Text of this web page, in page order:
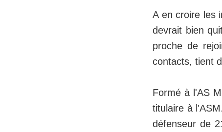
A en croire les
devrait bien
proche de
contacts, tient
Formé à l'AS
titulaire à
défenseur de